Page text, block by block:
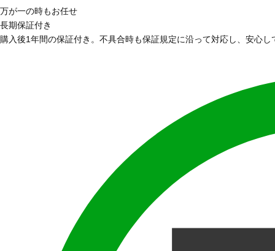
万が一の時もお任せ
長期保証付き
購入後1年間の保証付き。不具合時も保証規定に沿って対応し、安心